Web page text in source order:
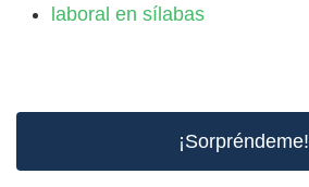
laboral en sílabas
¡Sorpréndeme!